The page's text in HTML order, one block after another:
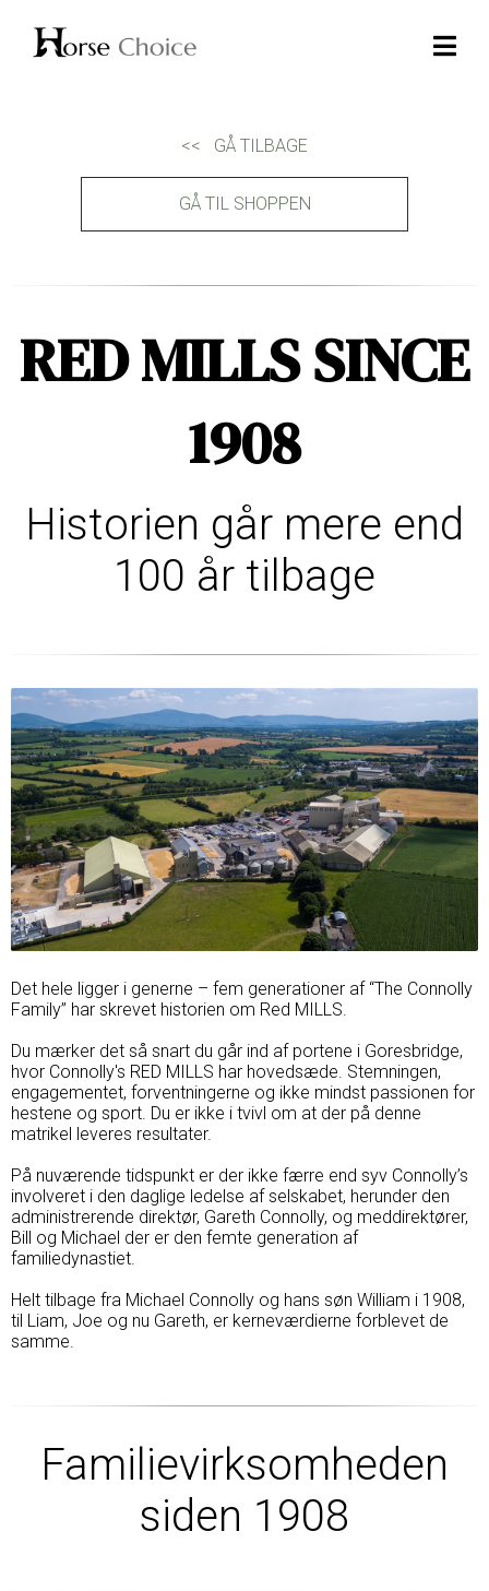
<< GÅ TILBAGE
GÅ TIL SHOPPEN
RED MILLS SINCE
1908
Historien går mere end
100 år tilbage
Det hele ligger i generne – fem generationer af “The Connolly
Family” har skrevet historien om Red MILLS.
Du mærker det så snart du går ind af portene i Goresbridge,
hvor Connolly's RED MILLS har hovedsæde. Stemningen,
engagementet, forventningerne og ikke mindst passionen for
hestene og sport. Du er ikke i tvivl om at der på denne
matrikel leveres resultater.
På nuværende tidspunkt er der ikke færre end syv Connolly’s
involveret i den daglige ledelse af selskabet, herunder den
administrerende direktør, Gareth Connolly, og meddirektører,
Bill og Michael der er den femte generation af
familiedynastiet.
Helt tilbage fra Michael Connolly og hans søn William i 1908,
til Liam, Joe og nu Gareth, er kerneværdierne forblevet de
samme.
Familievirksomheden
siden 1908